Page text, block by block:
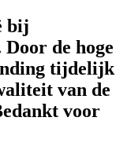
bij
de hoge
tijdelijk
van de
voor